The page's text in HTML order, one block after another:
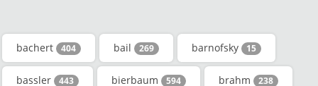
bachert 404 bail 269 barnofsky 15
bassler 443 bierbaum 594 brahm 238